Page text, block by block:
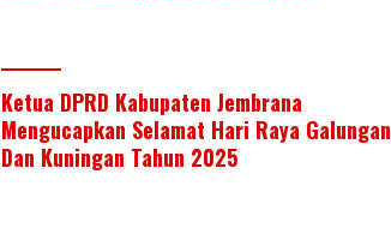
Ketua DPRD Kabupaten Jembrana
Mengucapkan Selamat Hari Raya Galungan
Dan Kuningan Tahun 2025